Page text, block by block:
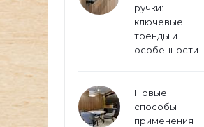
ручки:
ключевые
тренды и
особенности
Новые
способы
применения